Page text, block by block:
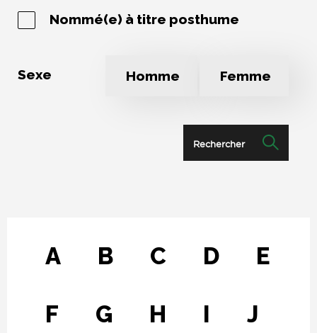
Nommé(e) à titre posthume
Sexe Homme Femme
Rechercher
A B C D E
F G H I J